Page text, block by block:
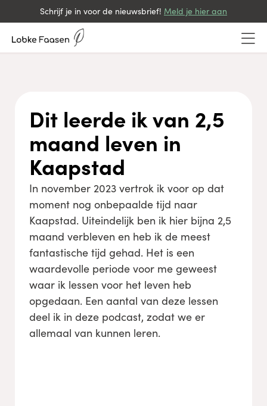
Schrijf je in voor de nieuwsbrief! Meld je hier aan
Dit leerde ik van 2,5
maand leven in
Kaapstad
In november 2023 vertrok ik voor op dat
moment nog onbepaalde tijd naar
Kaapstad. Uiteindelijk ben ik hier bijna 2,5
maand verbleven en heb ik de meest
fantastische tijd gehad. Het is een
waardevolle periode voor me geweest
waar ik lessen voor het leven heb
opgedaan. Een aantal van deze lessen
deel ik in deze podcast, zodat we er
allemaal van kunnen leren.